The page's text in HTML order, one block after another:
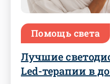
Помощь света
Лучшие
Led-терапии в